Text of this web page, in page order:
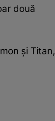
două
şi Titan,